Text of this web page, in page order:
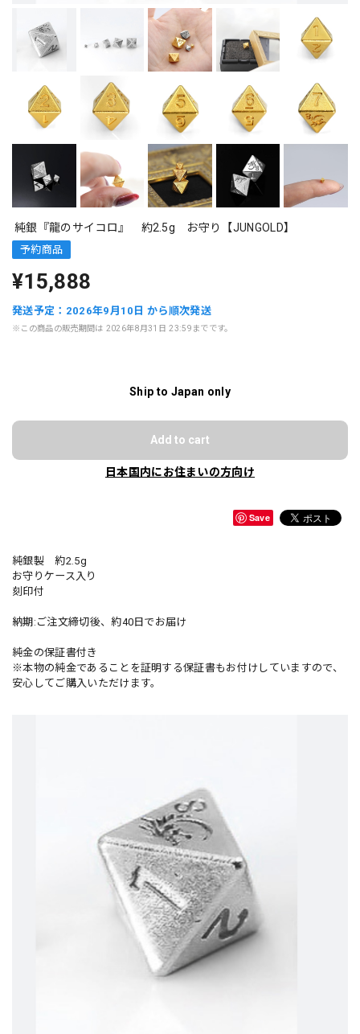
純銀『龍のサイコロ』 約2.5g お守り【JUNGOLD】
予約商品
¥15,888
発送予定：2026年9月10日 から順次発送
※この商品の販売期間は 2026年8月31日 23:59までです。
Ship to Japan only
Add to cart
日本国内にお住まいの方向け
Save
純銀製 約2.5g
お守りケース入り
刻印付
納期:ご注文締切後、約40日でお届け
純金の保証書付き
※本物の純金であることを証明する保証書もお付けしていますので、
安心してご購入いただけます。